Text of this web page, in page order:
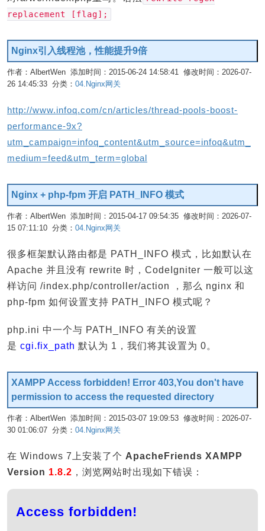
replacement [flag];
Nginx引入线程池，性能提升9倍
作者：AlbertWen 添加时间：2015-06-24 14:58:41 修改时间：2026-07-
26 14:45:33 分类： 04.Nginx网关
http://www.infoq.com/cn/articles/thread-pools-boost-
performance-9x?
utm_campaign=infoq_content&utm_source=infoq&utm_
medium=feed&utm_term=global
Nginx + php-fpm 开启 PATH_INFO 模式
作者：AlbertWen 添加时间：2015-04-17 09:54:35 修改时间：2026-07-
15 07:11:10 分类： 04.Nginx网关
很多框架默认路由都是 PATH_INFO 模式，比如默认在
Apache 并且没有 rewrite 时，CodeIgniter 一般可以这
样访问 /index.php/controller/action ，那么 nginx 和
php-fpm 如何设置支持 PATH_INFO 模式呢？
php.ini 中一个与 PATH_INFO 有关的设置
是 cgi.fix_path 默认为 1，我们将其设置为 0。
XAMPP Access forbidden! Error 403,You don't have
permission to access the requested directory
作者：AlbertWen 添加时间：2015-03-07 19:09:53 修改时间：2026-07-
30 01:06:07 分类： 04.Nginx网关
在 Windows 7上安装了个 ApacheFriends XAMPP
Version 1.8.2 ，浏览网站时出现如下错误：
Access forbidden!